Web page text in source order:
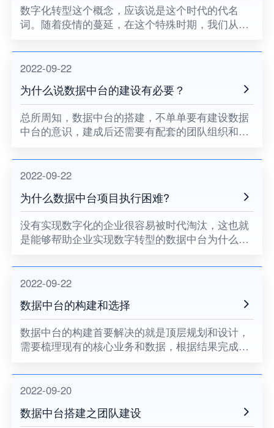
数字化转型这个概念，应该说是这个时代的代名
词。随着疫情的蔓延，在这个特殊时期，我们从来
和机构等市场主体，对数据的数字化应该更加迫
切。
2022-09-22
为什么说数据中台的建设有必要？
总所周知，数据中台的搭建，不单单要有建设数据
中台的意识，建成后还需要有配套的团队组织和制
呢，他们希望达成什么样的目标呢？
2022-09-22
为什么数据中台项目执行困难?
没有实现数字化的企业很容易被时代淘汰，这也就
是能够帮助企业实现数字转型的数据中台为什么能
2022-09-22
数据中台的构建和选择
数据中台的构建首要解决的就是顶层规划和设计，
需要梳理现有的核心业务和数据，根据结果完成模
集、加工等数据仓库，再次基础上能够形成一两个
典型业务场景。
2022-09-20
数据中台搭建之团队建设